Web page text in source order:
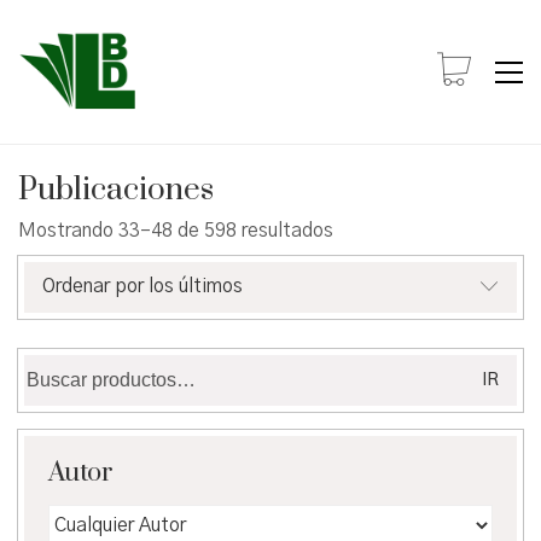
Publicaciones
Mostrando 33–48 de 598 resultados
por
Ordenar por los últimos
por:
IR
Autor